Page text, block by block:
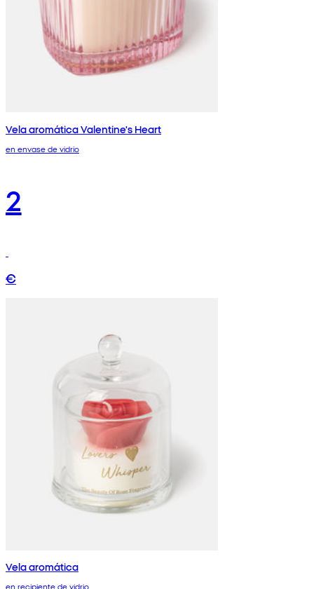
Vela aromática Valentine's Heart
en envase de vidrio
2
€
Vela aromática
en recipiente de vidrio